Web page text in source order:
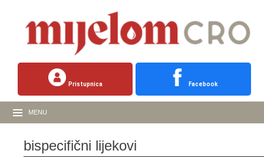
Pristupnica Facebook
MENU
bispecifični lijekovi